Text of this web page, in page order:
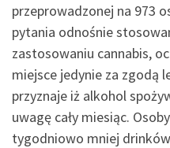
przeprowadzonej na 973
pytania odnośnie
zastosowaniu cannabis,
miejsce jedynie za zgodą
przyznaje iż alkohol
uwagę cały miesiąc.
tygodniowo mniej